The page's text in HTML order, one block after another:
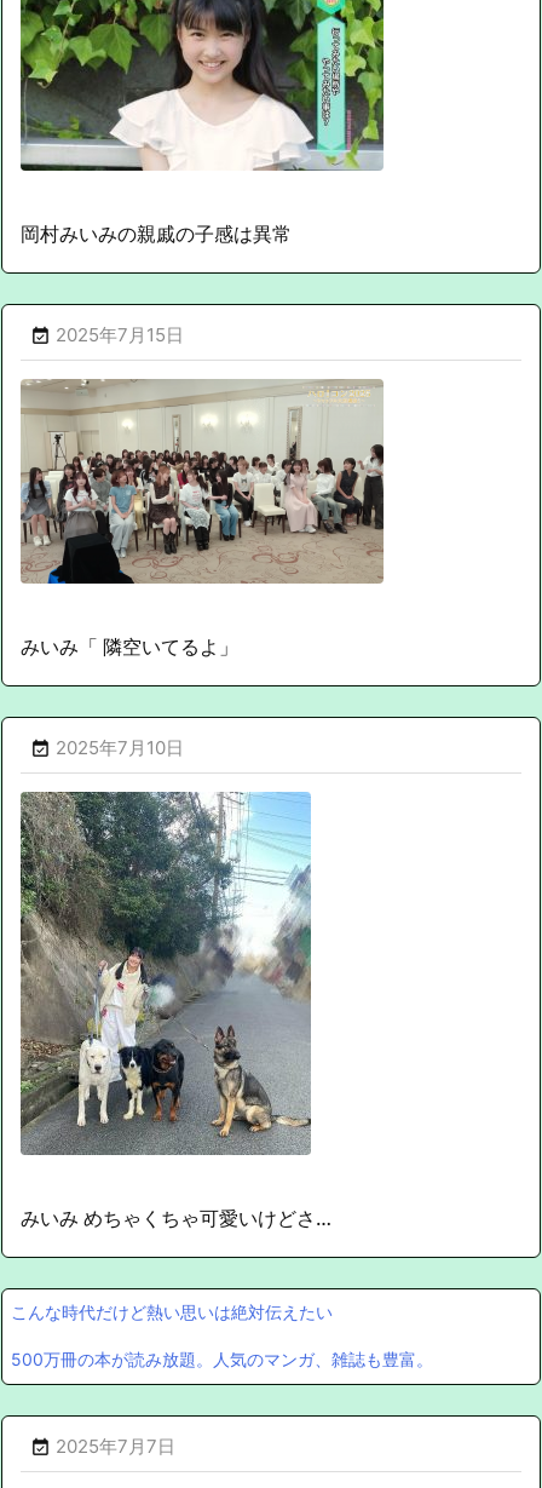
岡村みいみの親戚の子感は異常
 2025年7月15日
みいみ「 隣空いてるよ」
 2025年7月10日
みいみ めちゃくちゃ可愛いけどさ…
こんな時代だけど熱い思いは絶対伝えたい
500万冊の本が読み放題。人気のマンガ、雑誌も豊富。
 2025年7月7日